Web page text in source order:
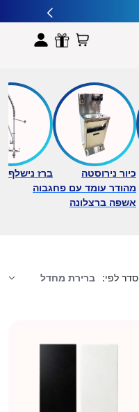
כיור נירוסטה
מהודר עומד עם פח
אשפה ברצלונה
ברז נישלף
גבוה
סדר לפי: